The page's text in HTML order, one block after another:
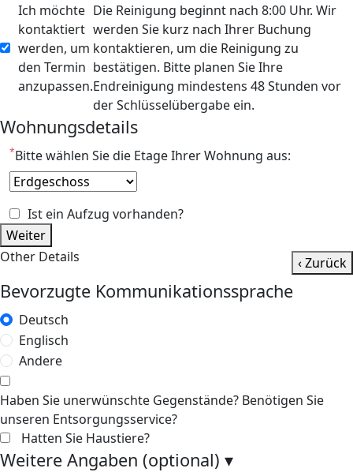
Ich möchte
kontaktiert
werden, um
den Termin
anzupassen.
Die Reinigung beginnt nach 8:00 Uhr. Wir
werden Sie kurz nach Ihrer Buchung
kontaktieren, um die Reinigung zu
bestätigen. Bitte planen Sie Ihre
Endreinigung mindestens 48 Stunden vor
der Schlüsselübergabe ein.
Wohnungsdetails
*Bitte wählen Sie die Etage Ihrer Wohnung aus:
Ist ein Aufzug vorhanden?
Weiter
Other Details
‹ Zurück
Bevorzugte Kommunikationssprache
Deutsch
Englisch
Andere
Haben Sie unerwünschte Gegenstände? Benötigen Sie
unseren Entsorgungsservice?
Hatten Sie Haustiere?
Weitere Angaben (optional) ▾